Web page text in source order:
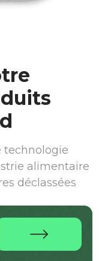
technologie
alimentaire
déclassées